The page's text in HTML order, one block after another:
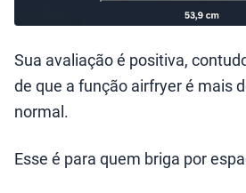
Sua avaliação é positiva,
de que a função airfryer é mais
normal.
Esse é para quem briga por